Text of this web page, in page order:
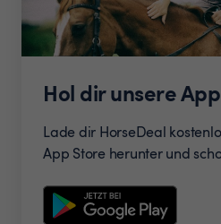
Hol dir unsere
Lade dir HorseDeal
App Store herunter und